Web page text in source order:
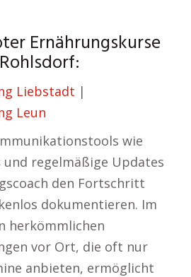
Ernährungskurse
Liebstadt |
Leun
wie
und regelmäßige Updates
den Fortschritt
dokumentieren. Im
herkömmlichen
vor Ort, die oft nur
anbieten, ermöglicht